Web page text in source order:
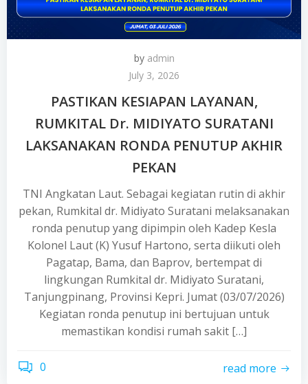
by admin
July 3, 2026
PASTIKAN KESIAPAN LAYANAN,
RUMKITAL Dr. MIDIYATO SURATANI
LAKSANAKAN RONDA PENUTUP AKHIR
PEKAN
TNI Angkatan Laut. Sebagai kegiatan rutin di akhir
pekan, Rumkital dr. Midiyato Suratani melaksanakan
ronda penutup yang dipimpin oleh Kadep Kesla
Kolonel Laut (K) Yusuf Hartono, serta diikuti oleh
Pagatap, Bama, dan Baprov, bertempat di
lingkungan Rumkital dr. Midiyato Suratani,
Tanjungpinang, Provinsi Kepri. Jumat (03/07/2026)
Kegiatan ronda penutup ini bertujuan untuk
memastikan kondisi rumah sakit […]
0 read more